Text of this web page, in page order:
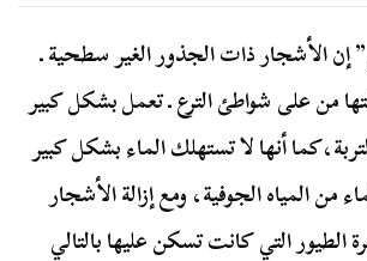
الأشجار ذات الجذور الغير سطحية ـ
من على شواطئ الترع ـ تعمل بشكل كبير
أنها لا تستهلك الماء بشكل كبير
من المياه الجوفية، ومع إزالة الأشجار
الطيور التي كانت تسكن عليها بالتالي